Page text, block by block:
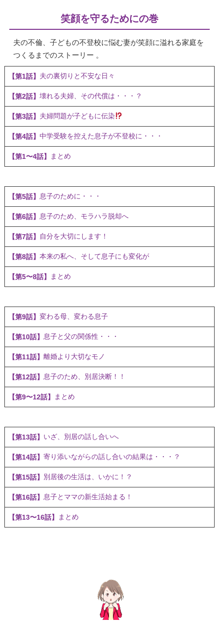
笑顔を守るためにの巻
夫の不倫、子どもの不登校に悩む妻が笑顔に溢れる家庭を
つくるまでのストーリー 。
【第1話】 夫の裏切りと不安な日々
【第2話】壊れる夫婦、その代償は・・・？
【第3話】 夫婦問題が子どもに伝染
【第4話】中学受験を控えた息子が不登校に・・・
【第1〜4話】 まとめ
【第5話】息子のために・・・
【第6話】息子のため、モラハラ脱却へ
【第7話】 自分を大切にします！
【第8話】本来の私へ、そして息子にも変化が
【第5〜8話】 まとめ
【第9話】変わる母、変わる息子
【第10話】息子と父の関係性・・・
【第11話】離婚より大切なモノ
【第12話】息子のため、別居決断！！
【第9〜12話】 まとめ
【第13話】 いざ、別居の話し合いへ
【第14話】寄り添いながらの話し合いの結果は・・・？
【第15話】 別居後の生活は、いかに！？
【第16話】息子とママの新生活始まる！
【第13〜16話】 まとめ